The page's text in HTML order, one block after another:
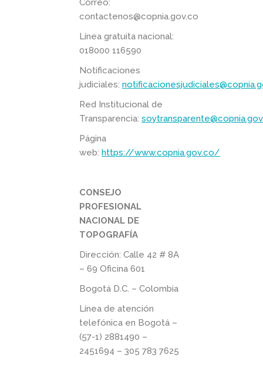
Correo:
contactenos@copnia.gov.co
Línea gratuita nacional:
018000 116590
Notificaciones
judiciales:
Red Institucional de
Transparencia:
Página
web: https://www.copnia.gov.co/
CONSEJO
PROFESIONAL
NACIONAL DE
TOPOGRAFÍA
Dirección: Calle 42 # 8A
– 69 Oficina 601
Bogotá D.C. – Colombia
Línea de atención
telefónica en Bogotá –
(57-1) 2881490 –
2451694 – 305 783 7625